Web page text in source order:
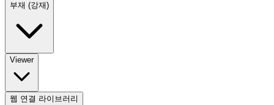
부재 (강재)
Viewer
웹 연결 라이브러리